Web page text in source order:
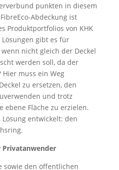
punkten in diesem
Abdeckung ist
Produktportfolios von KHK
gibt es für
nicht gleich der Deckel
werden soll, da der
Hier muss ein Weg
zu ersetzen, den
und trotz
ebene Fläche zu erzielen.
entwickelt: den
Privatanwender
sowie den öffentlichen